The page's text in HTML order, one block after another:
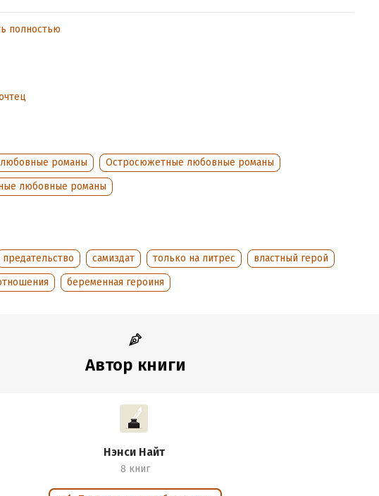
информация
полностью
романы
Остросюжетные любовные романы
любовные романы
предательство самиздат только на литрес
властный герой
беременная героиня
Автор книги
Нэнси Найт
8 книг